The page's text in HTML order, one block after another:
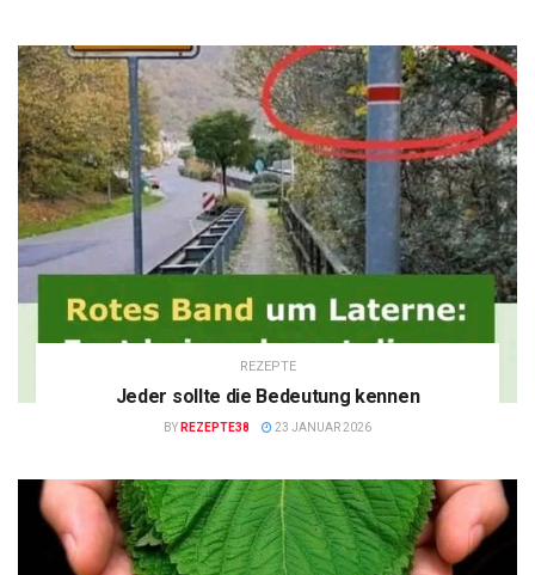
REZEPTE
Jeder sollte die Bedeutung kennen
BY REZEPTE38 23 JANUAR 2026